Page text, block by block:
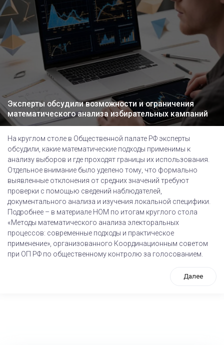
Эксперты обсудили возможности и ограничения
математического анализа избирательных кампаний
На круглом столе в Общественной палате РФ эксперты
обсудили, какие математические подходы применимы к
анализу выборов и где проходят границы их использования.
Отдельное внимание было уделено тому, что формально
выявленные отклонения от средних значений требуют
проверки с помощью сведений наблюдателей,
документального анализа и изучения локальной специфики.
Подробнее – в материале НОМ по итогам круглого стола
«Методы математического анализа электоральных
процессов: современные подходы и практическое
применение», организованного Координационным советом
при ОП РФ по общественному контролю за голосованием.
Далее